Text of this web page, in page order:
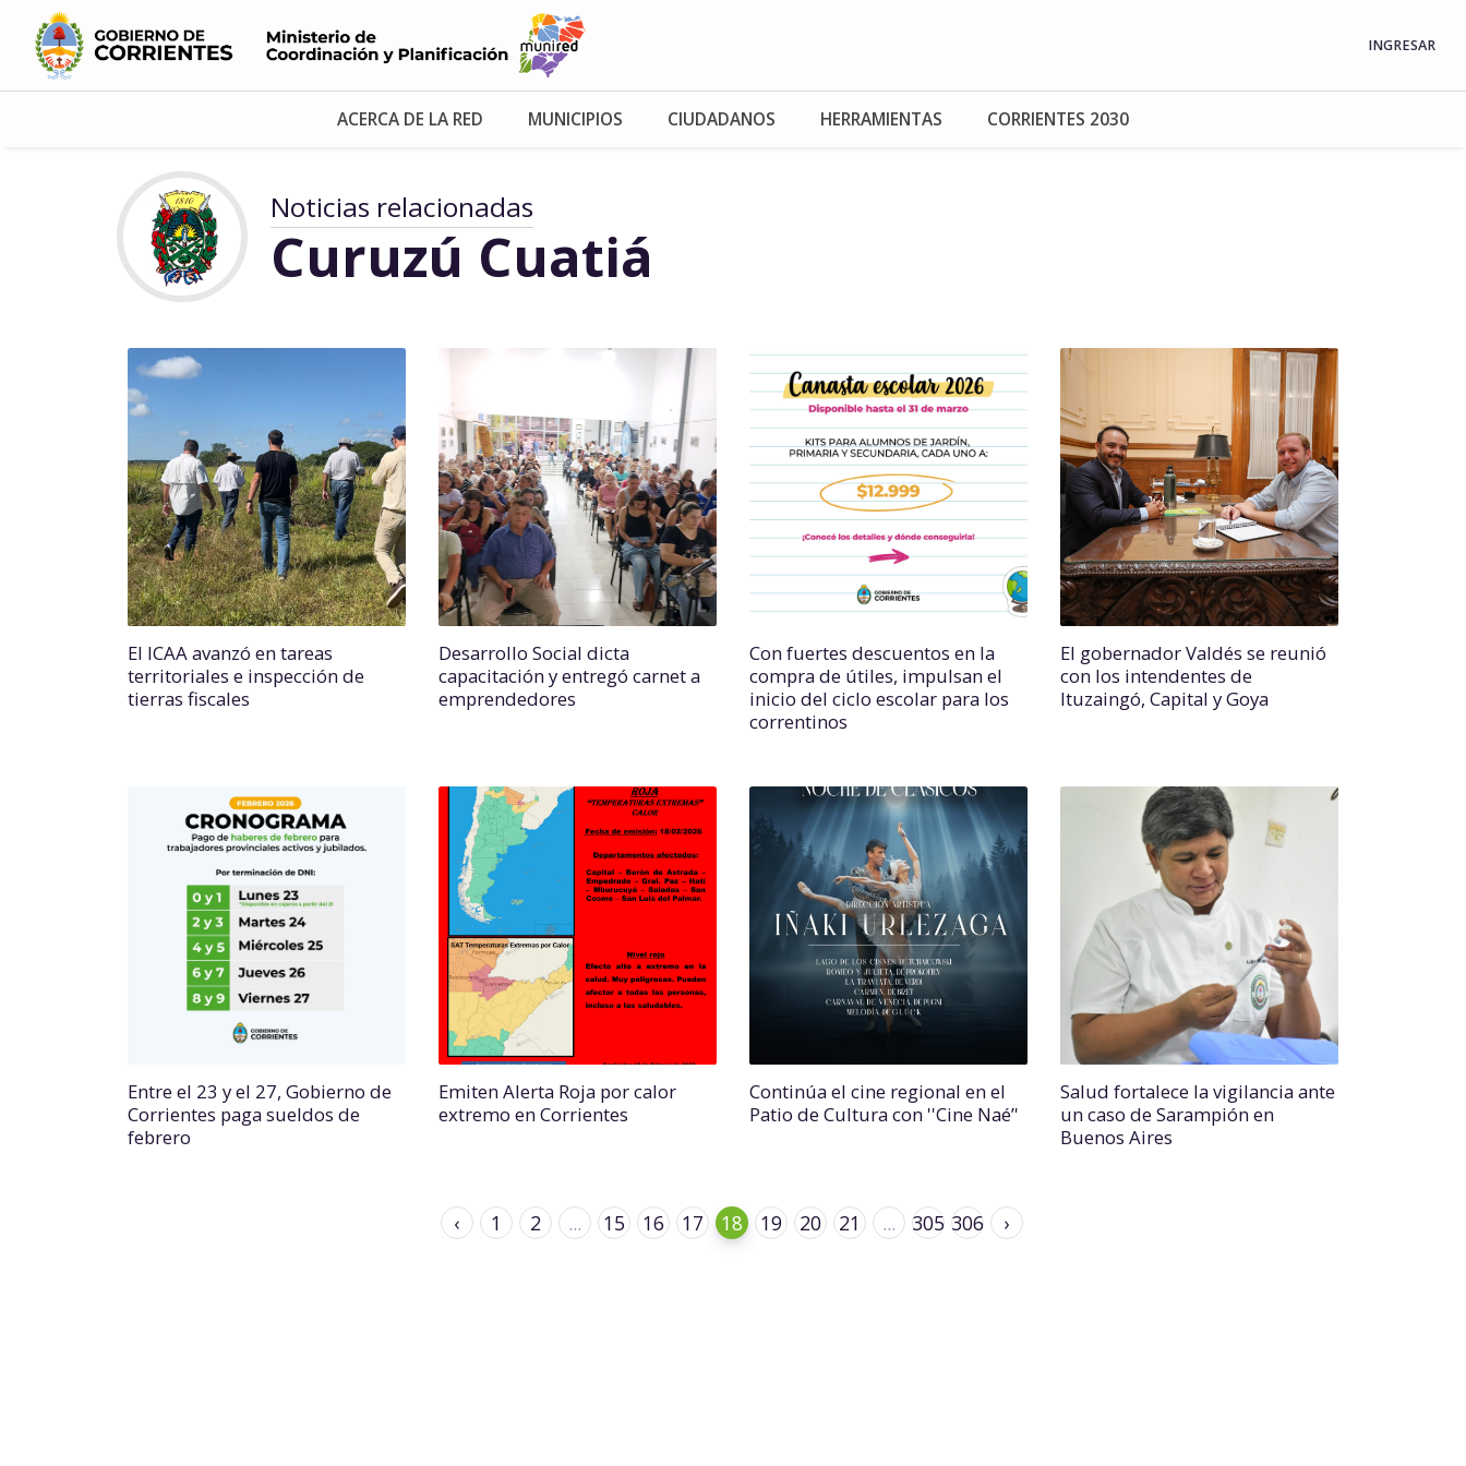
INGRESAR
ACERCA DE LA RED MUNICIPIOS CIUDADANOS HERRAMIENTAS CORRIENTES 2030
Noticias relacionadas
Curuzú Cuatiá
El ICAA avanzó en tareas
territoriales e inspección de
tierras fiscales
Desarrollo Social dicta
capacitación y entregó carnet a
emprendedores
Con fuertes descuentos en la
compra de útiles, impulsan el
inicio del ciclo escolar para los
correntinos
El gobernador Valdés se reunió
con los intendentes de
Ituzaingó, Capital y Goya
Entre el 23 y el 27, Gobierno de
Corrientes paga sueldos de
febrero
Emiten Alerta Roja por calor
extremo en Corrientes
Continúa el cine regional en el
Patio de Cultura con ''Cine Naé’'
Salud fortalece la vigilancia ante
un caso de Sarampión en
Buenos Aires
‹ 1 2 ... 15 16 17 18 19 20 21 ... 305 306 ›